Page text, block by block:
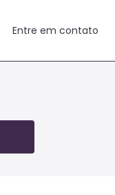
Entre em contato